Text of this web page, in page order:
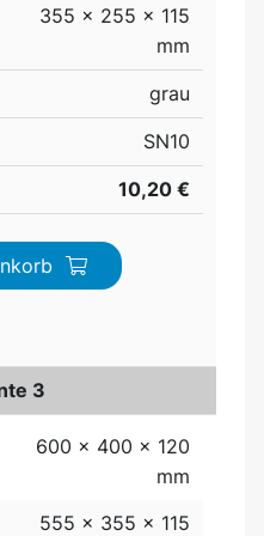
355 x 255 x 115
mm
grau
SN10
10,20 €
3
600 x 400 x 120
mm
555 x 355 x 115